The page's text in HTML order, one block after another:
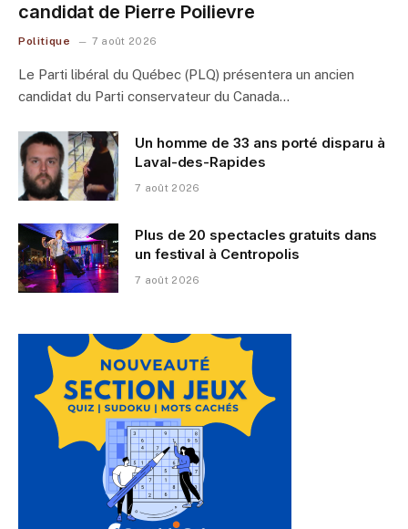
candidat de Pierre Poilievre
Politique 7 août 2026
Le Parti libéral du Québec (PLQ) présentera un ancien
candidat du Parti conservateur du Canada…
Un homme de 33 ans porté disparu à
Laval-des-Rapides
7 août 2026
Plus de 20 spectacles gratuits dans
un festival à Centropolis
7 août 2026